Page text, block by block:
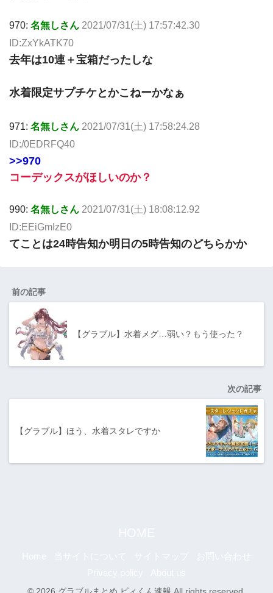
970: 名無しさん 2021/07/31(土) 17:57:42.30
ID:ZxYkATK70
去年は10連＋宝箱だったしな
水着限定サプチケとかこねーかなぁ
971: 名無しさん 2021/07/31(土) 17:58:24.28
ID:/0EDRFQ40
>>970
コーデックスがほしいのか？
990: 名無しさん 2021/07/31(土) 18:08:12.92
ID:EEiGmIzE0
てことは24時告知か明日の5時告知のどちらかか
前の記事
【グラブル】水着メグ…弱い？もう使った？
次の記事
【グラブル】ほう、水着スタレですか